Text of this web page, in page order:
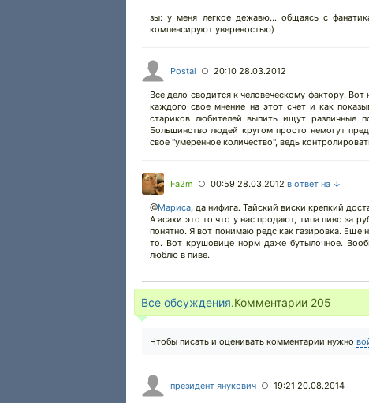
зы: у меня легкое дежавю... общаясь с
компенсируют увереностью)
Postal ○ 20:10 28.03.2012
Все дело сводится к человеческому фактору.
каждого свое мнение на этот счет и как
стариков любителей выпить ищут различные
Большинство людей кругом просто немогут
свое "умеренное количество", ведь
Fa2m ○ 00:59 28.03.2012 в ответ на ↓
@Мариса, да нифига. Тайский виски крепкий
А асахи это то что у нас продают, типа пиво за
понятно. Я вот понимаю редс как газировка. Еще
то. Вот крушовице норм даже бутылочное.
люблю в пиве.
Все обсуждения.Комментарии 205
Чтобы писать и оценивать комментарии нужно
президент янукович ○ 19:21 20.08.2014